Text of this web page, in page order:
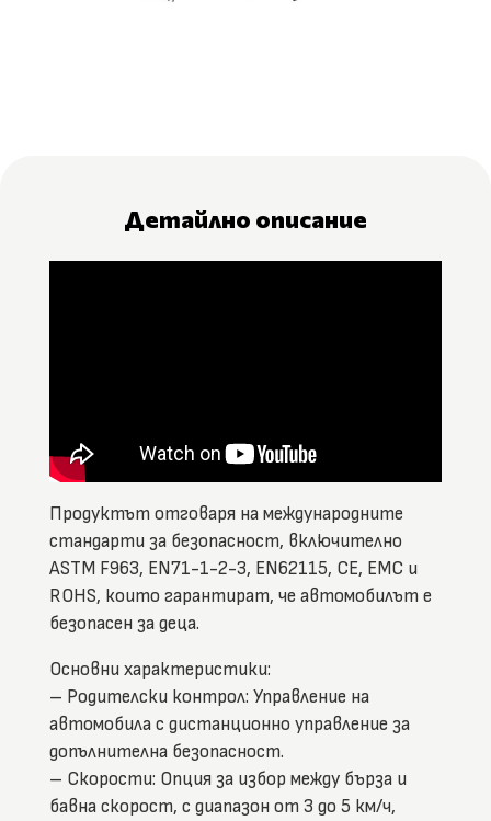
Детайлно описание
Продуктът отговаря на международните
стандарти за безопасност, включително
ASTM F963, EN71-1-2-3, EN62115, CE, EMC и
ROHS, които гарантират, че автомобилът е
безопасен за деца.
Основни характеристики:
– Родителски контрол: Управление на
автомобила с дистанционно управление за
допълнителна безопасност.
– Скорости: Опция за избор между бърза и
бавна скорост, с диапазон от 3 до 5 км/ч,